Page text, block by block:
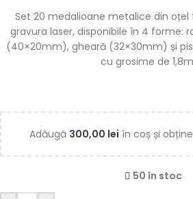
Set 20 medalioane metalice din
gravura laser, disponibile în 4 forme:
(40×20mm), gheară (32×30mm) și
cu grosime de
Adăugă 300,00 lei în coș și
50 în stoc